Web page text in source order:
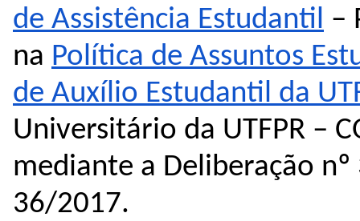
de Assistência Estudantil –
na Política de Assuntos
de Auxílio Estudantil da
Universitário da UTFPR –
mediante a Deliberação
36/2017.